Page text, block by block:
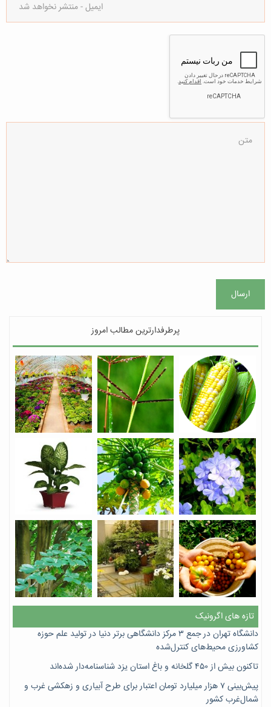
ارسال
پرطرفدارترین مطالب امروز
تازه های اگرونیک
دانشگاه تهران در جمع ۳ مرکز دانشگاهی برتر دنیا در تولید علم حوزه
کشاورزی محیط‌های کنترل‌شده
تاکنون بیش از ۴۵۰ گلخانه و باغ استان یزد شناسنامه‌دار شده‌اند
پیش‌بینی ۷‌ هزار میلیارد تومان اعتبار برای طرح آبیاری و زهکشی غرب و
شمال‌غرب کشور